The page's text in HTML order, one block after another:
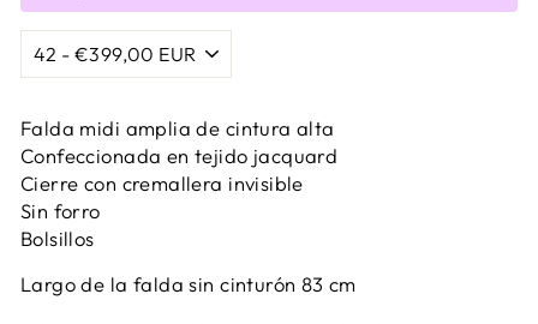
Falda midi amplia de cintura alta
Confeccionada en tejido jacquard
Cierre con cremallera invisible
Sin forro
Bolsillos
Largo de la falda sin cinturón 83 cm